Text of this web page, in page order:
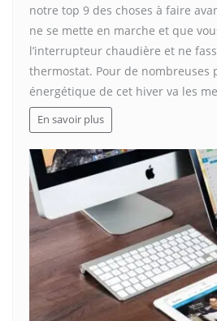
notre top 9 des choses à faire
ne se mette en marche et que
l’interrupteur chaudière et ne
thermostat. Pour de nombreuses
énergétique de cet hiver va les
En savoir plus